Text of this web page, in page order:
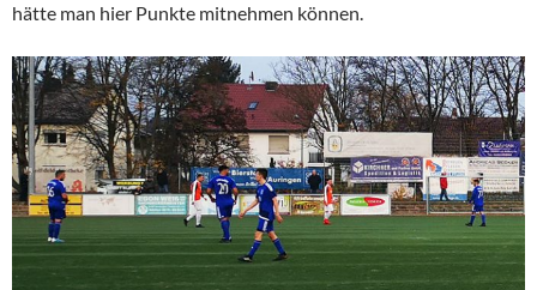
hätte man hier Punkte mitnehmen können.